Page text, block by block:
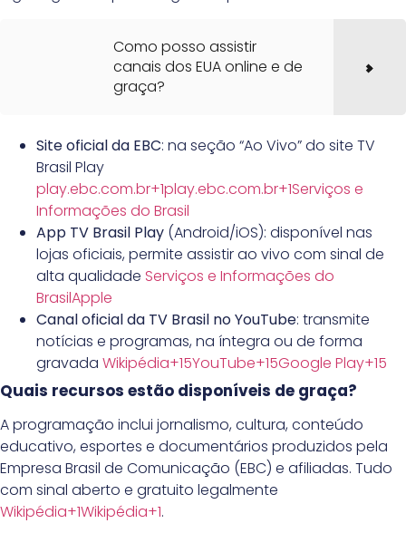
Como posso assistir
canais dos EUA online e de
graça?
Site oficial da EBC: na seção “Ao Vivo” do site TV
Brasil Play
play.ebc.com.br+1play.ebc.com.br+1Serviços e
Informações do Brasil
App TV Brasil Play (Android/iOS): disponível nas
lojas oficiais, permite assistir ao vivo com sinal de
alta qualidade Serviços e Informações do
BrasilApple
Canal oficial da TV Brasil no YouTube: transmite
notícias e programas, na íntegra ou de forma
gravada Wikipédia+15YouTube+15Google Play+15
Quais recursos estão disponíveis de graça?
A programação inclui jornalismo, cultura, conteúdo
educativo, esportes e documentários produzidos pela
Empresa Brasil de Comunicação (EBC) e afiliadas. Tudo
com sinal aberto e gratuito legalmente
Wikipédia+1Wikipédia+1.